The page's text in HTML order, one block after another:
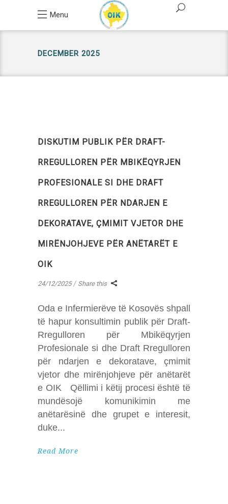
Menu
DECEMBER 2025
DISKUTIM PUBLIK PËR DRAFT-
RREGULLOREN PËR MBIKËQYRJEN
PROFESIONALE SI DHE DRAFT
RREGULLOREN PËR NDARJEN E
DEKORATAVE, ÇMIMIT VJETOR DHE
MIRËNJOHJEVE PËR ANËTARËT E
OIK
24/12/2025 Share this
Oda e Infermierëve të Kosovës shpall
të hapur konsultimin publik për Draft-
Rregulloren për Mbikëqyrjen
Profesionale si dhe Draft Rregulloren
për ndarjen e dekoratave, çmimit
vjetor dhe mirënjohjeve për anëtarët
e OIK Qëllimi i këtij procesi është të
mundësojë komunikimin me
anëtarësinë dhe grupet e interesit,
duke
Read More